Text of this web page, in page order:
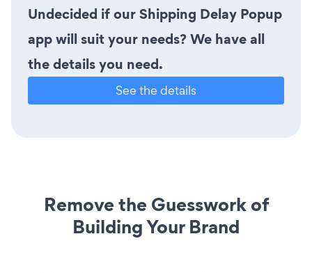
Undecided if our Shipping Delay Popup
app will suit your needs? We have all
the details you need.
See the details
Remove the Guesswork of
Building Your Brand